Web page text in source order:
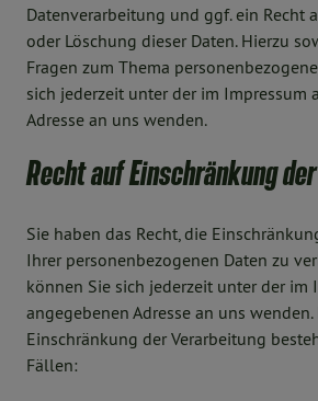
Datenverarbeitung und ggf. ein Recht
oder Löschung dieser Daten. Hierzu
Fragen zum Thema
sich jederzeit unter der im Impressum
Adresse an uns wenden.
Recht auf Einschränkung
Sie haben das Recht, die
Ihrer personenbezogenen Daten zu
können Sie sich jederzeit unter der im
angegebenen Adresse an uns wenden.
Einschränkung der Verarbeitung
Fällen: